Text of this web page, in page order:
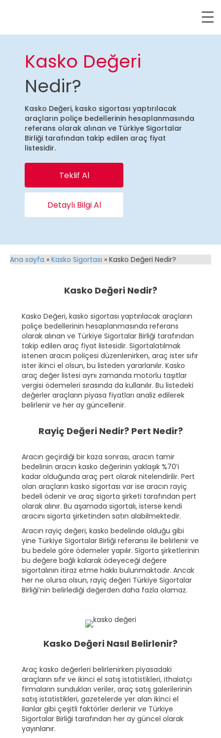
Kasko Değeri
Nedir?
Kasko Değeri, kasko sigortası yaptırılacak
araçların poliçe bedellerinin hesaplanmasında
referans olarak alınan ve Türkiye Sigortalar
Birliği tarafından takip edilen araç fiyat
listesidir.
Teklif Al
Detaylı Bilgi Al
Ana sayfa » Kasko Sigortası » Kasko Değeri Nedir?
Kasko Değeri Nedir?
Kasko Değeri, kasko sigortası yaptırılacak araçların
poliçe bedellerinin hesaplanmasında referans
olarak alınan ve Türkiye Sigortalar Birliği tarafından
takip edilen araç fiyat listesidir. Sigortalatılmak
istenen aracın poliçesi düzenlenirken, araç ister sıfır
ister ikinci el olsun, bu listeden yararlanılır. Kasko
araç değer listesi aynı zamanda motorlu taşıtlar
vergisi ödemeleri sırasında da kullanılır. Bu listedeki
değerler araçların piyasa fiyatları analiz edilerek
belirlenir ve her ay güncellenir.
Rayiç Değeri Nedir? Pert Nedir?
Aracın geçirdiği bir kaza sonrası, aracın tamir
bedelinin aracın kasko değerinin yaklaşık %70’i
kadar olduğunda araç pert olarak nitelendirilir. Pert
olan araçların kasko sigortası var ise aracın rayiç
bedeli ödenir ve araç sigorta şirketi tarafından pert
olarak alınır. Bu aşamada sigortalı, isterse kendi
aracını sigorta şirketinden satın alabilmektedir.
Aracın rayiç değeri, kasko bedelinde olduğu gibi
yine Türkiye Sigortalar Birliği referansı ile belirlenir ve
bu bedele göre ödemeler yapılır. Sigorta şirketlerinin
bu değere bağlı kalarak ödeyeceği değere
sigortalının itiraz etme hakkı bulunmaktadır. Ancak
her ne olursa olsun, rayiç değeri Türkiye Sigortalar
Birliği’nin belirlediği değerden daha fazla olamaz.
Kasko Değeri Nasıl Belirlenir?
Araç kasko değerleri belirlenirken piyasadaki
araçların sıfır ve ikinci el satış istatistikleri, ithalatçı
firmaların sundukları veriler, araç satış galerilerinin
satış istatistikleri, gazetelerde yer alan ikinci el
ilanlar gibi çeşitli faktörler derlenir ve Türkiye
Sigortalar Birliği tarafından her ay güncel olarak
yayınlanır.